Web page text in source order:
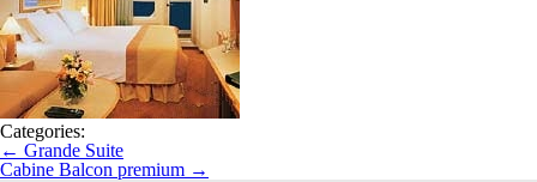
Categories:
← Grande Suite
Cabine Balcon premium →